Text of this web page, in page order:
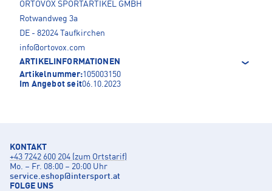
ORTOVOX SPORTARTIKEL GMBH
Rotwandweg 3a
DE - 82024 Taufkirchen
info@ortovox.com
ARTIKELINFORMATIONEN
Artikelnummer:105003150
Im Angebot seit06.10.2023
KONTAKT
+43 7242 600 204 (zum Ortstarif)
Mo. – Fr. 08:00 – 20:00 Uhr
service.eshop@intersport.at
FOLGE UNS